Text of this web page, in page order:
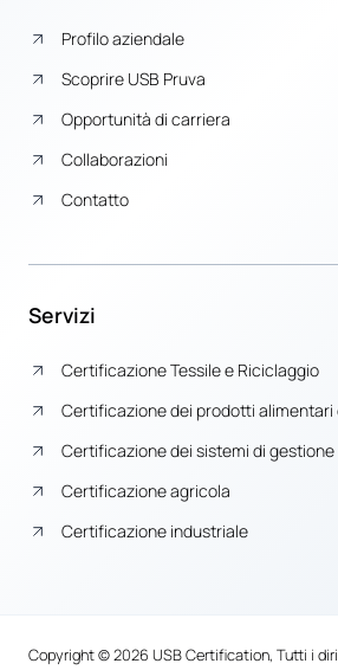
Profilo aziendale
Scoprire USB Pruva
Opportunità di carriera
Collaborazioni
Contatto
Servizi
Certificazione Tessile e Riciclaggio
Certificazione dei prodotti alimentari
Certificazione dei sistemi di gestione
Certificazione agricola
Certificazione industriale
Copyright © 2026 USB Certification, Tutti i